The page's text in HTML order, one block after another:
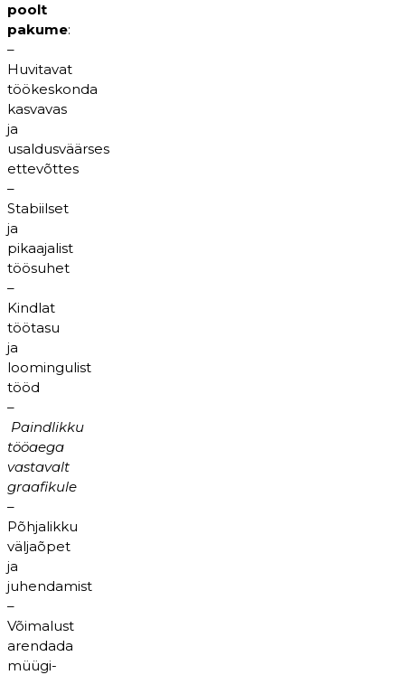
poolt
pakume:
–
Huvitavat
töökeskonda
kasvavas
ja
usaldusväärses
ettevõttes
–
Stabiilset
ja
pikaajalist
töösuhet
–
Kindlat
töötasu
ja
loomingulist
tööd
–
Paindlikku
tööaega
vastavalt
graafikule
–
Põhjalikku
väljaõpet
ja
juhendamist
–
Võimalust
arendada
müügi-